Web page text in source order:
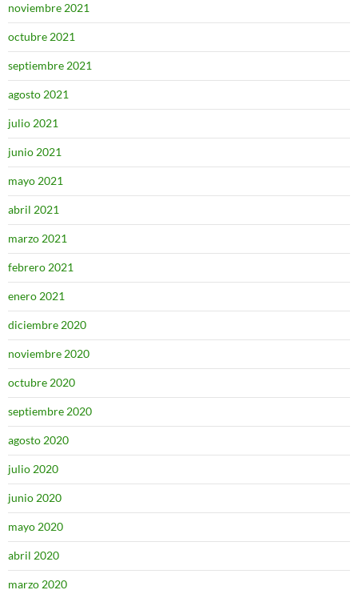
noviembre 2021
octubre 2021
septiembre 2021
agosto 2021
julio 2021
junio 2021
mayo 2021
abril 2021
marzo 2021
febrero 2021
enero 2021
diciembre 2020
noviembre 2020
octubre 2020
septiembre 2020
agosto 2020
julio 2020
junio 2020
mayo 2020
abril 2020
marzo 2020